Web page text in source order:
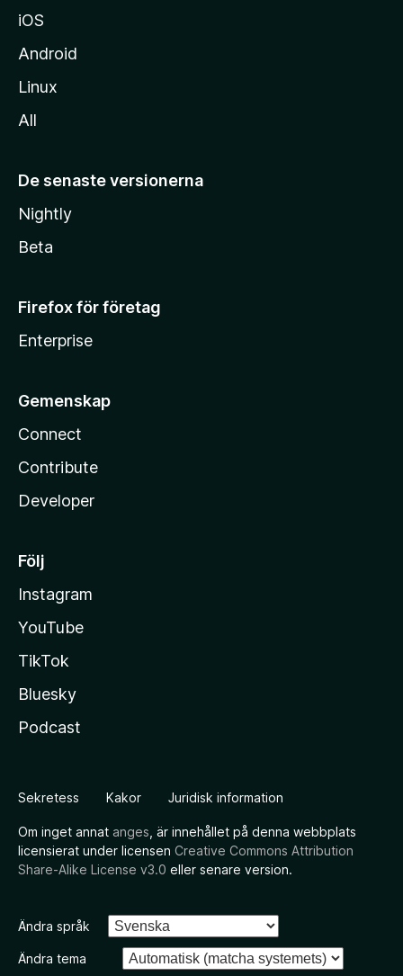
iOS
Android
Linux
All
De senaste versionerna
Nightly
Beta
Firefox för företag
Enterprise
Gemenskap
Connect
Contribute
Developer
Följ
Instagram
YouTube
TikTok
Bluesky
Podcast
Sekretess Kakor Juridisk information
Om inget annat anges , är innehållet på denna webbplats
licensierat under licensen Creative Commons Attribution
Share-Alike License v3.0 eller senare version.
Ändra språk
Ändra tema